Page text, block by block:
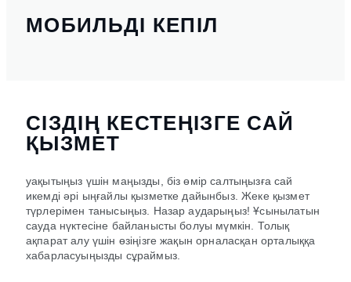
МОБИЛЬДІ КЕПІЛ
СІЗДІҢ КЕСТЕҢІЗГЕ САЙ
ҚЫЗМЕТ
уақытыңыз үшін маңызды, біз өмір салтыңызға сай
икемді әрі ыңғайлы қызметке дайынбыз. Жеке қызмет
түрлерімен танысыңыз. Назар аударыңыз! Ұсынылатын
сауда нүктесіне байланысты болуы мүмкін. Толық
ақпарат алу үшін өзіңізге жақын орналасқан орталыққа
хабарласуыңызды сұраймыз.